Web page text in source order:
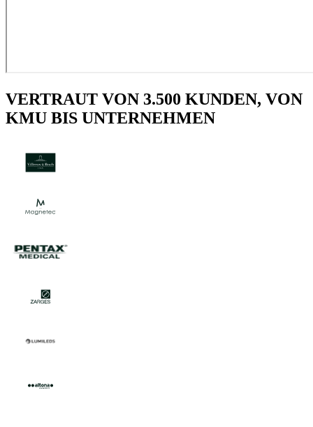
VERTRAUT VON 3.500 KUNDEN, VON
KMU BIS UNTERNEHMEN